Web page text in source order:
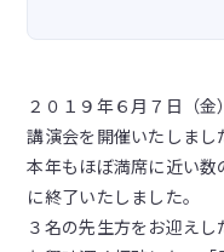
２０１９年６月７日（
講演会を開催いたしまし
本年もほぼ満席に近い
に終了いたしました。
３名の先生方をお迎え